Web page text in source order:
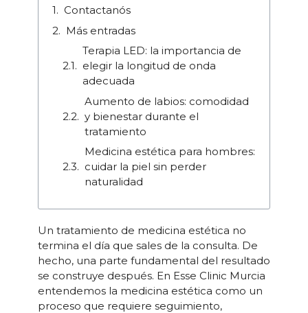
Contactanós
Más entradas
Terapia LED: la importancia de
elegir la longitud de onda
adecuada
Aumento de labios: comodidad
y bienestar durante el
tratamiento
Medicina estética para hombres:
cuidar la piel sin perder
naturalidad
Un tratamiento de medicina estética no
termina el día que sales de la consulta. De
hecho, una parte fundamental del resultado
se construye después. En Esse Clinic Murcia
entendemos la medicina estética como un
proceso que requiere seguimiento,